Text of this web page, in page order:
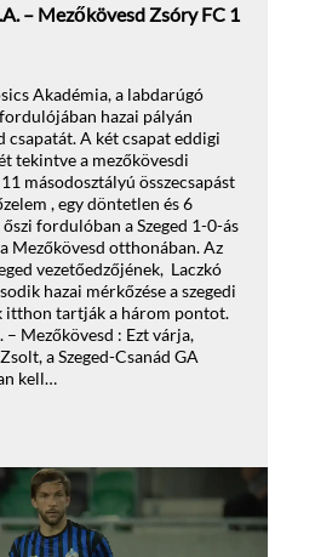
– Mezőkövesd Zsóry FC 1
Akadémia, a labdarúgó
hazai pályán
csapatát. A két csapat eddigi
tekintve a mezőkövesdi
másodosztályú összecsapást
, egy döntetlen és 6
fordulóban a Szeged 1-0-ás
Mezőkövesd otthonában. Az
vezetőedzőjének, Laczkó
hazai mérkőzése a szegedi
itthon tartják a három pontot.
– Mezőkövesd : Ezt várja,
a Szeged-Csanád GA
kell…